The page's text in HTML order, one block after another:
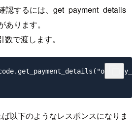
認するには、get_payment_details
ります。
で渡します。
以下のようなレスポンスになりま